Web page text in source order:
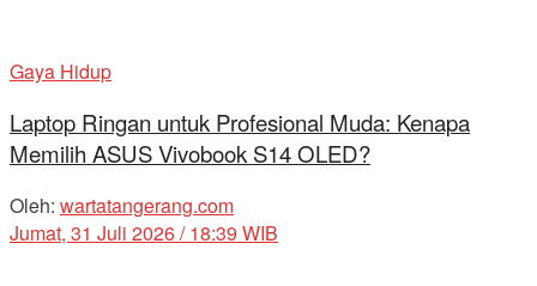
Gaya Hidup
Laptop Ringan untuk Profesional Muda: Kenapa
Memilih ASUS Vivobook S14 OLED?
Oleh: wartatangerang.com
Jumat, 31 Juli 2026 / 18:39 WIB